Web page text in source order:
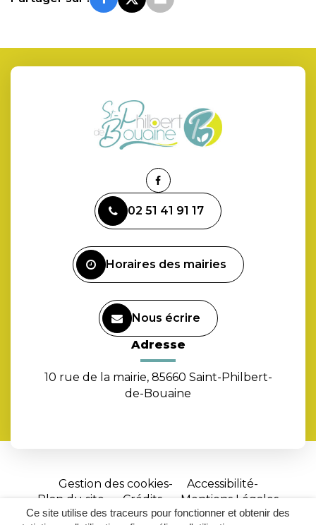
Ce site utilise des traceurs pour fonctionner et obtenir des
Lien
le
compte
02 51 41 91 17
Horaires des mairies
Nous écrire
Adresse
10 rue de la mairie, 85660 Saint-Philbert-
de-Bouaine
Gestion des cookies
Accessibilité
Plan du site
Crédits
Mentions Légales